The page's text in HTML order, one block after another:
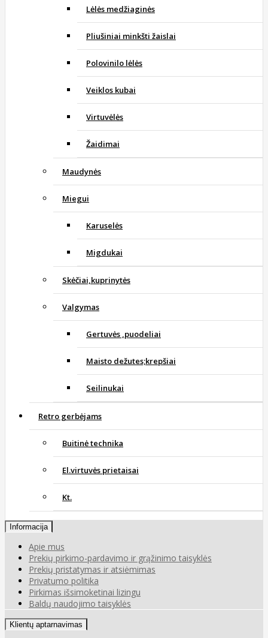
Lėlės medžiaginės
Pliušiniai minkšti žaislai
Polovinilo lėlės
Veiklos kubai
Virtuvėlės
Žaidimai
Maudynės
Miegui
Karuselės
Migdukai
Skėčiai,kuprinytės
Valgymas
Gertuvės ,puodeliai
Maisto dežutes;krepšiai
Seilinukai
Retro gerbėjams
Buitinė technika
El.virtuvės prietaisai
Kt.
Informacija
Apie mus
Prekių pirkimo-pardavimo ir grąžinimo taisyklės
Prekių pristatymas ir atsiėmimas
Privatumo politika
Pirkimas išsimoketinai lizingu
Baldų naudojimo taisyklės
Klientų aptarnavimas